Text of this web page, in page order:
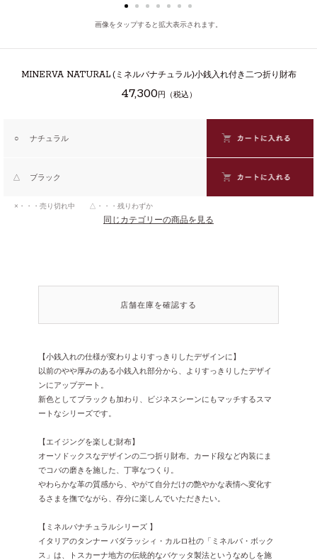
画像をタップすると拡大表示されます。
MINERVA NATURAL(ミネルバナチュラル)小銭入れ付き二つ折り財布
47,300円（税込）
○ ナチュラル
△ ブラック
×・・・売り切れ中 △・・・残りわずか
同じカテゴリーの商品を見る
店舗在庫を確認する
【小銭入れの仕様が変わりよりすっきりしたデザインに】
以前のやや厚みのある小銭入れ部分から、よりすっきりしたデザイ
ンにアップデート。
新色としてブラックも加わり、ビジネスシーンにもマッチするスマ
ートなシリーズです。
【エイジングを楽しむ財布】
オーソドックスなデザインの二つ折り財布。カード段など内装にま
でコバの磨きを施した、丁寧なつくり。
やわらかな革の質感から、やがて自分だけの艶やかな表情へ変化す
るさまを撫でながら、存分に楽しんでいただきたい。
【ミネルバナチュラルシリーズ 】
イタリアのタンナー バダラッシィ・カルロ社の「ミネルバ・ボック
ス」は、トスカーナ地方の伝統的なバケッタ製法というなめしを施